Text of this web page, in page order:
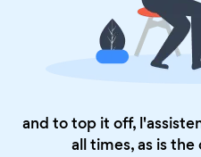
and to top it off,
all times, as is the